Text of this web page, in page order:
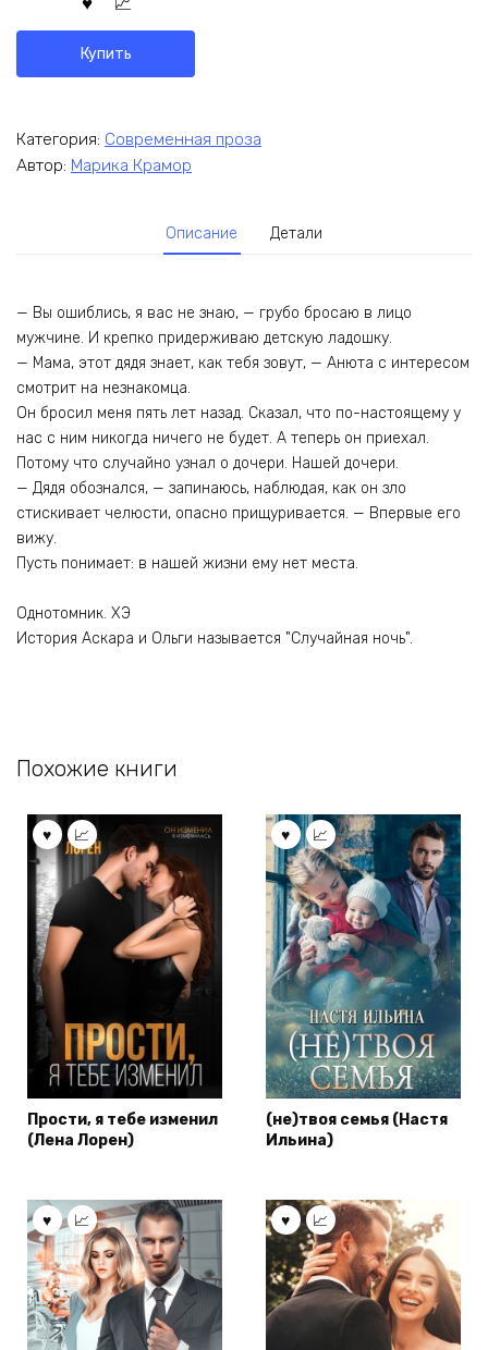
Купить
Категория: Современная проза
Автор: Марика Крамор
Описание Детали
— Вы ошиблись, я вас не знаю, — грубо бросаю в лицо
мужчине. И крепко придерживаю детскую ладошку.
— Мама, этот дядя знает, как тебя зовут, — Анюта с интересом
смотрит на незнакомца.
Он бросил меня пять лет назад. Сказал, что по-настоящему у
нас с ним никогда ничего не будет. А теперь он приехал.
Потому что случайно узнал о дочери. Нашей дочери.
— Дядя обознался, — запинаюсь, наблюдая, как он зло
стискивает челюсти, опасно прищуривается. — Впервые его
вижу.
Пусть понимает: в нашей жизни ему нет места.
Однотомник. ХЭ
История Аскара и Ольги называется "Случайная ночь".
Похожие книги
Прости, я тебе изменил
(Лена Лорен)
(не)твоя семья (Настя
Ильина)